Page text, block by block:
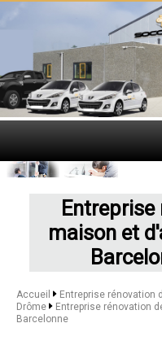
maison et
Accueil
Entreprise rénovation
Drôme
Entreprise rénovation
Barcelonne